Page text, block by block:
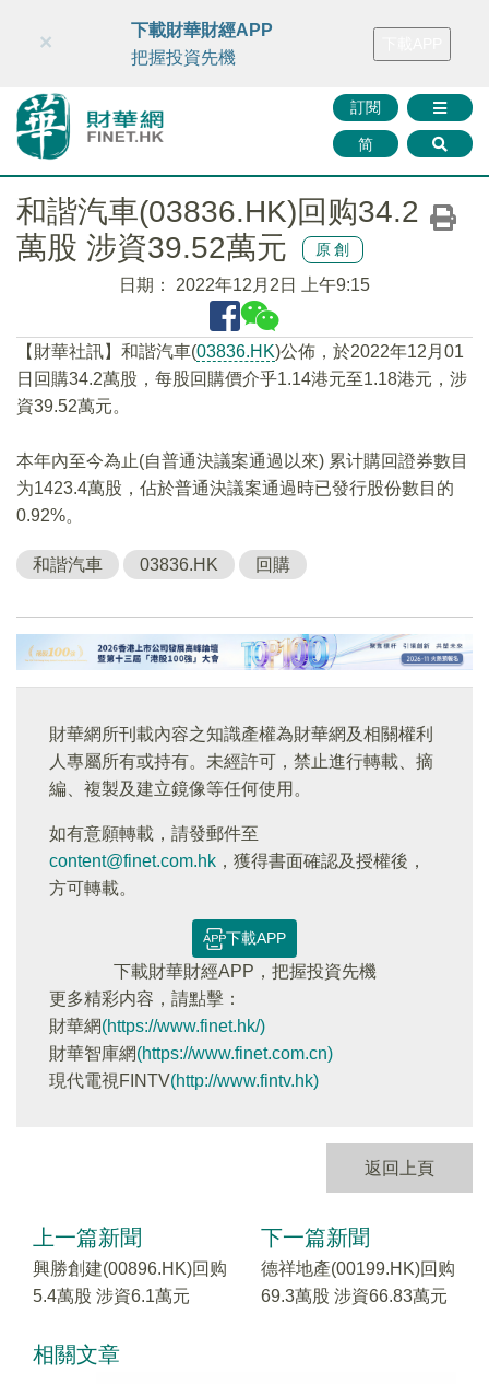
財華智庫網 FINTV FINMETA 財華證券 媒體矩陣
訂閱
简
×
下載財華財經APP
把握投資先機
和諧汽車(03836.HK)回购34.2
萬股 涉資39.52萬元
原創
日期： 2022年12月2日 上午9:15
【財華社訊】和諧汽車(03836.HK)公佈，於2022年12月01
日回購34.2萬股，每股回購價介乎1.14港元至1.18港元，涉
資39.52萬元。
本年內至今為止(自普通決議案通過以來) 累计購回證券數目
为1423.4萬股，佔於普通決議案通過時已發行股份數目的
0.92%。
和諧汽車 03836.HK 回購
財華網所刊載內容之知識產權為財華網及相關權利
人專屬所有或持有。未經許可，禁止進行轉載、摘
編、複製及建立鏡像等任何使用。
如有意願轉載，請發郵件至
content@finet.com.hk ，獲得書面確認及授權後，
方可轉載。
下載APP
下載財華財經APP，把握投資先機
更多精彩内容，請點擊：
財華網(https://www.finet.hk/)
財華智庫網(https://www.finet.com.cn)
現代電視FINTV(http://www.fintv.hk)
返回上頁
上一篇新聞
興勝創建(00896.HK)回购
5.4萬股 涉資6.1萬元
下一篇新聞
德祥地產(00199.HK)回购
69.3萬股 涉資66.83萬元
相關文章